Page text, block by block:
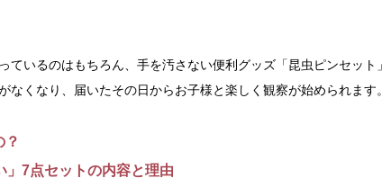
ているのはもちろん、手を汚さない便利グッズ「昆虫ピンセット
なくなり、届いたその日からお子様と楽しく観察が始められます。
？
」7点セットの内容と理由